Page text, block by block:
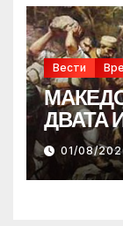
Вести
ДВАТА
01/08/